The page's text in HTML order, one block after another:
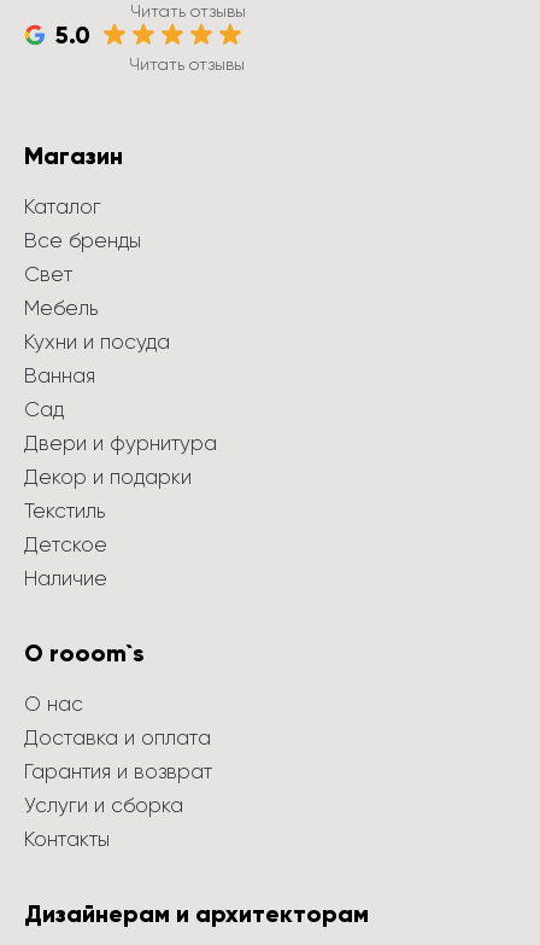
Читать отзывы
5.0
Читать отзывы
Магазин
Каталог
Все бренды
Свет
Мебель
Кухни и посуда
Ванная
Сад
Двери и фурнитура
Декор и подарки
Текстиль
Детское
Наличие
О rooom`s
О нас
Доставка и оплата
Гарантия и возврат
Услуги и сборка
Контакты
Дизайнерам и архитекторам